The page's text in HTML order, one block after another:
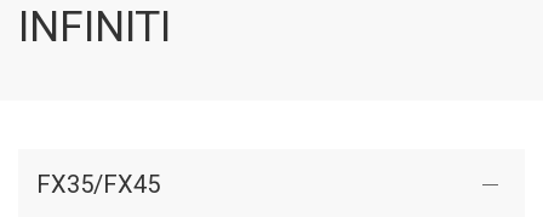
INFINITI
FX35/FX45